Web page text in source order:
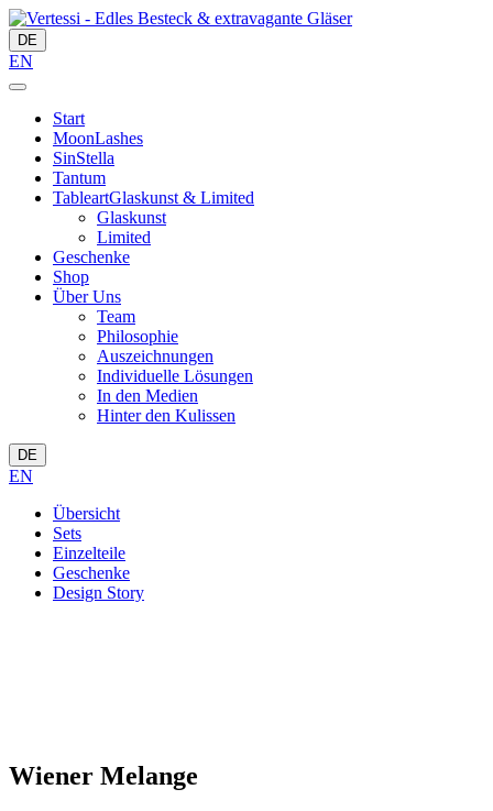
DE
EN
Start
MoonLashes
SinStella
Tantum
TableartGlaskunst & Limited
Glaskunst
Limited
Geschenke
Shop
Über Uns
Team
Philosophie
Auszeichnungen
Individuelle Lösungen
In den Medien
Hinter den Kulissen
DE
EN
Übersicht
Sets
Einzelteile
Geschenke
Design Story
Wiener Melange